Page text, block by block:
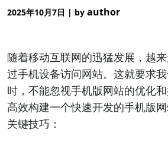
2025年10月7日 | by author
随着移动互联网的迅猛发展，越
过手机设备访问网站。这就要求
时，不能忽视手机版网站的优化
高效构建一个快速开发的手机版
关键技巧：